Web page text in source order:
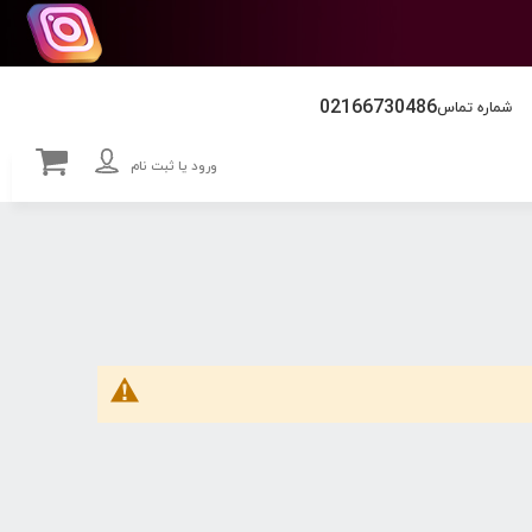
شماره تماس02166730486
ورود یا ثبت نام